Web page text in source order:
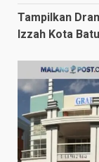
Tampilkan
Izzah Kota